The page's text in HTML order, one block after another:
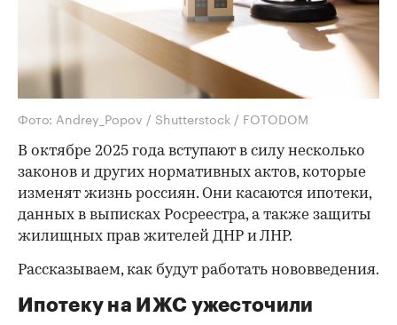
Фото: Andrey_Popov / Shutterstock / FOTODOM
В октябре 2025 года вступают в силу несколько
законов и других нормативных актов, которые
изменят жизнь россиян. Они касаются ипотеки,
данных в выписках Росреестра, а также защиты
жилищных прав жителей ДНР и ЛНР.
Рассказываем, как будут работать нововведения.
Ипотеку на ИЖС ужесточили